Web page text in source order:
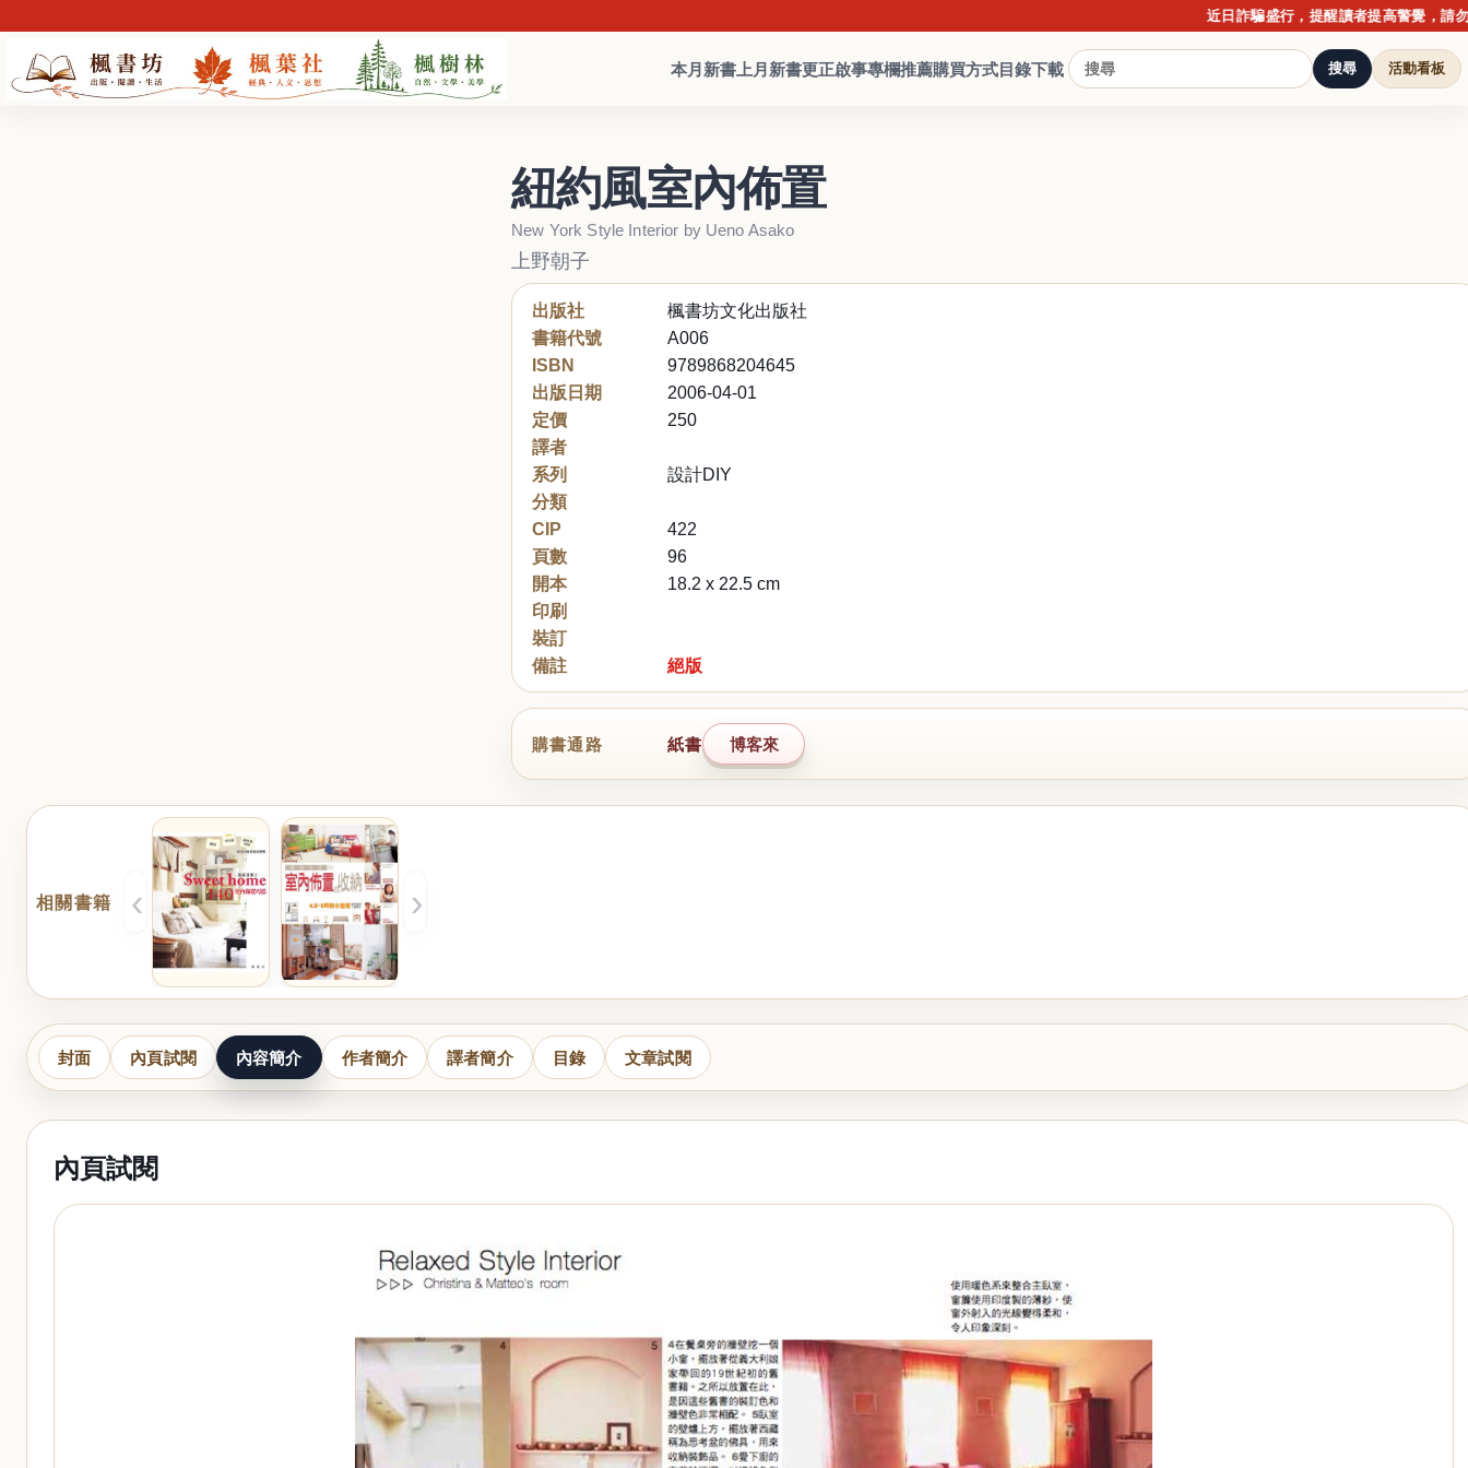
近日詐騙盛行，提醒讀者提高警覺，請勿點擊
本月新書 上月新書更正啟事專欄推薦購買方式目錄下載 搜尋 活動看板
紐約風室內佈置
New York Style Interior by Ueno Asako
上野朝子
出版社
楓書坊文化出版社
書籍代號
A006
ISBN
9789868204645
出版日期
2006-04-01
定價
250
譯者
系列
設計DIY
分類
CIP
422
頁數
96
開本
18.2 x 22.5 cm
印刷
裝訂
備註
絕版
購書通路 紙書 博客來
相關書籍 ‹ ›
封面 內頁試閱 內容簡介 作者簡介 譯者簡介 目錄 文章試閱
內頁試閱